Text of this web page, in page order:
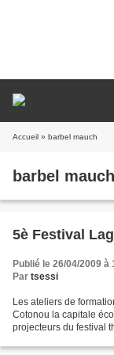
Accueil » barbel mauch
barbel mauch
5è Festival
Publié le 26/04/2009 à
Par tsessi
Les ateliers de
Cotonou la capitale
projecteurs du festival